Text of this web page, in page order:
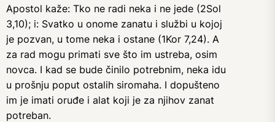
Apostol kaže: Tko ne radi neka i ne jede (2Sol
3,10); i: Svatko u onome zanatu i službi u kojoj
je pozvan, u tome neka i ostane (1Kor 7,24). A
za rad mogu primati sve što im ustreba, osim
novca. I kad se bude činilo potrebnim, neka idu
u prošnju poput ostalih siromaha. I dopušteno
im je imati oruđe i alat koji je za njihov zanat
potreban.